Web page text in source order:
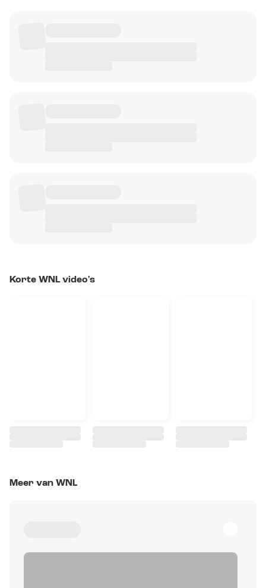
Korte WNL video's
Meer van WNL